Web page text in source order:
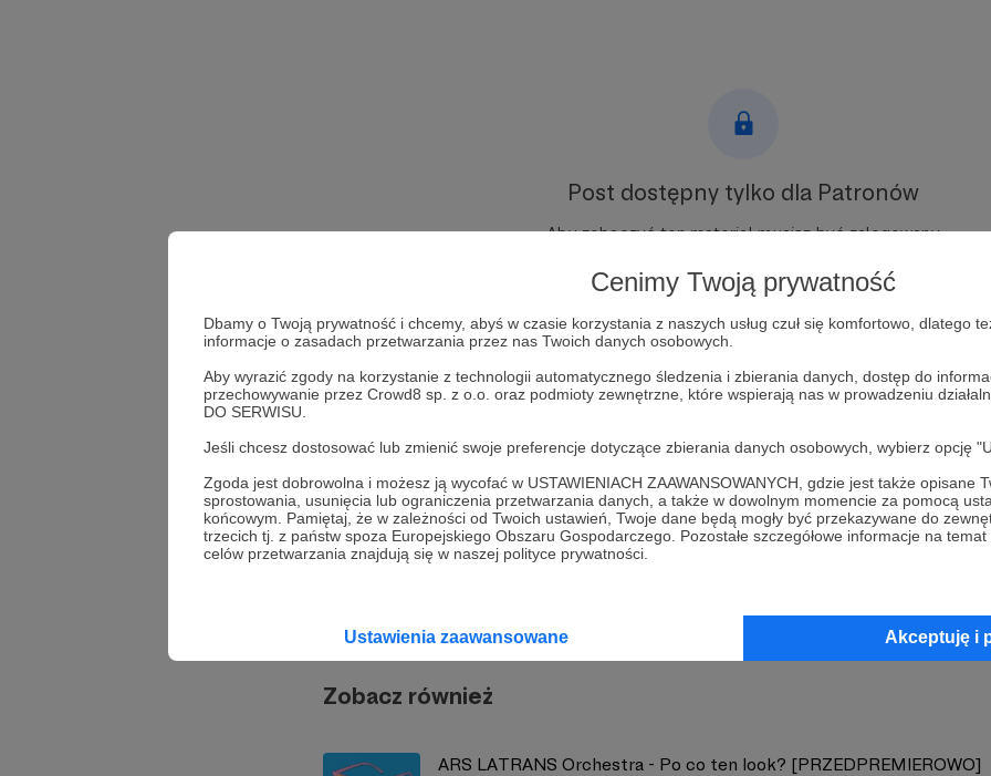
Cenimy Twoją prywatność
Dbamy o Twoją prywatność i chcemy, abyś w czasie korzystania z naszych usług czuł się komfortowo, dlatego
informacje o zasadach przetwarzania przez nas Twoich danych osobowych.
Aby wyrazić zgody na korzystanie z technologii automatycznego śledzenia i zbierania danych, dostęp do
przechowywanie przez Crowd8 sp. z o.o. oraz podmioty zewnętrzne, które wspierają nas w prowadzeniu
DO SERWISU.
Jeśli chcesz dostosować lub zmienić swoje preferencje dotyczące zbierania danych osobowych, wybierz opcję
Zgoda jest dobrowolna i możesz ją wycofać w USTAWIENIACH ZAAWANSOWANYCH, gdzie jest także opisane
sprostowania, usunięcia lub ograniczenia przetwarzania danych, a także w dowolnym momencie za pomocą
końcowym. Pamiętaj, że w zależności od Twoich ustawień, Twoje dane będą mogły być przekazywane do
trzecich tj. z państw spoza Europejskiego Obszaru Gospodarczego. Pozostałe szczegółowe informacje na
celów przetwarzania znajdują się w naszej polityce prywatności.
Ustawienia zaawansowane Akceptuję i
Post dostępny tylko dla Patronów
Aby zobaczyć ten materiał musisz być zalogowany
Zostań Patronem
Zaloguj się
Udostępnij
Zobacz również
ARS LATRANS Orchestra - Po co ten look? [PRZEDPREMIEROWO]